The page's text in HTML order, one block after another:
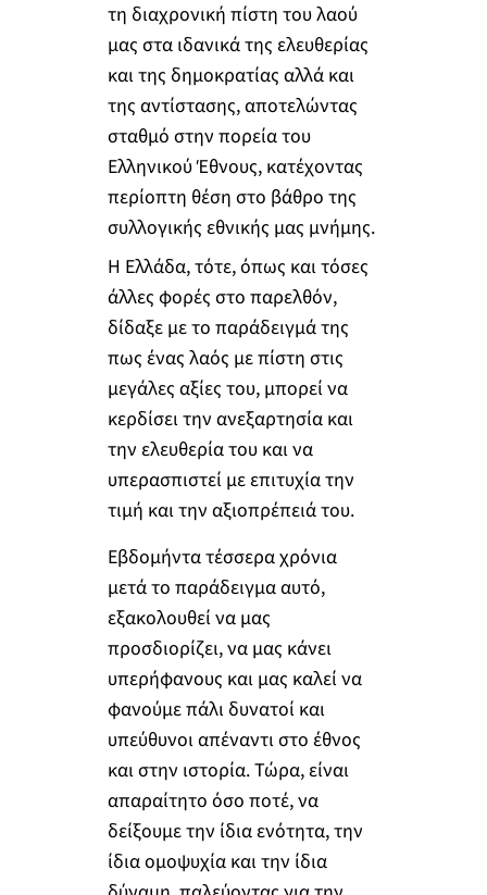
τη διαχρονική πίστη του λαού
μας στα ιδανικά της ελευθερίας
και της δημοκρατίας αλλά και
της αντίστασης, αποτελώντας
σταθμό στην πορεία του
Ελληνικού Έθνους, κατέχοντας
περίοπτη θέση στο βάθρο της
συλλογικής εθνικής μας μνήμης.
Η Ελλάδα, τότε, όπως και τόσες
άλλες φορές στο παρελθόν,
δίδαξε με το παράδειγμά της
πως ένας λαός με πίστη στις
μεγάλες αξίες του, μπορεί να
κερδίσει την ανεξαρτησία και
την ελευθερία του και να
υπερασπιστεί με επιτυχία την
τιμή και την αξιοπρέπειά του.
Εβδομήντα τέσσερα χρόνια
μετά το παράδειγμα αυτό,
εξακολουθεί να μας
προσδιορίζει, να μας κάνει
υπερήφανους και μας καλεί να
φανούμε πάλι δυνατοί και
υπεύθυνοι απέναντι στο έθνος
και στην ιστορία. Τώρα, είναι
απαραίτητο όσο ποτέ, να
δείξουμε την ίδια ενότητα, την
ίδια ομοψυχία και την ίδια